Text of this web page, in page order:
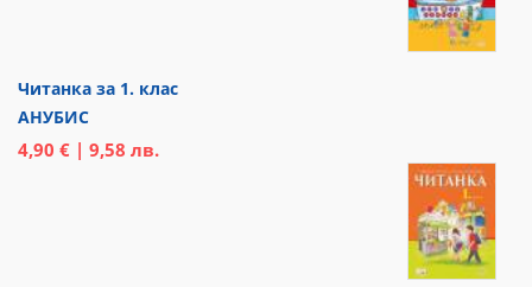
Читанка за 1. клас
АНУБИС
4,90 € | 9,58 лв.